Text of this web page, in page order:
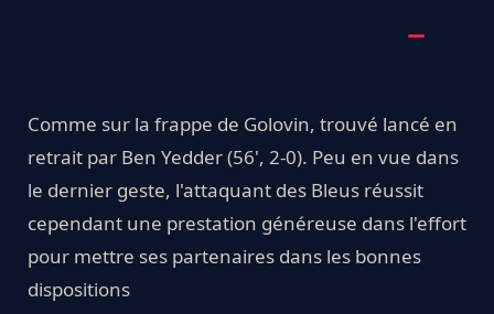
Comme sur la frappe de Golovin, trouvé lancé en
retrait par Ben Yedder (56', 2-0). Peu en vue dans
le dernier geste, l'attaquant des Bleus réussit
cependant une prestation généreuse dans l'effort
pour mettre ses partenaires dans les bonnes
dispositions